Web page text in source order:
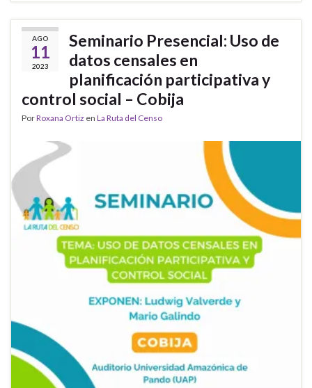
AGO
11
2023
Seminario Presencial: Uso de
datos censales en
planificación participativa y
control social – Cobija
PorRoxana Ortiz en La Ruta del Censo